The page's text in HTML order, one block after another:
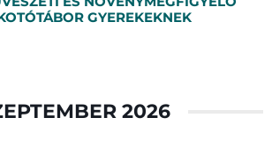
GYEREKEKNEK
2026